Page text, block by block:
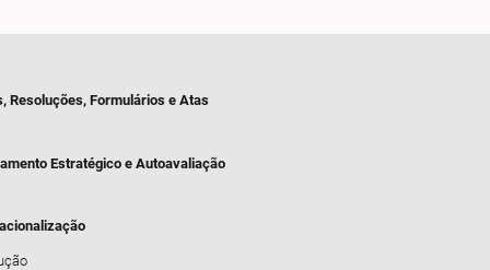
Resoluções, Formulários e Atas
Estratégico e Autoavaliação